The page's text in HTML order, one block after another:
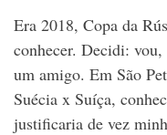
Era 2018, Copa da
conhecer. Decidi:
um amigo. Em São
Suécia x Suíça,
justificaria de vez